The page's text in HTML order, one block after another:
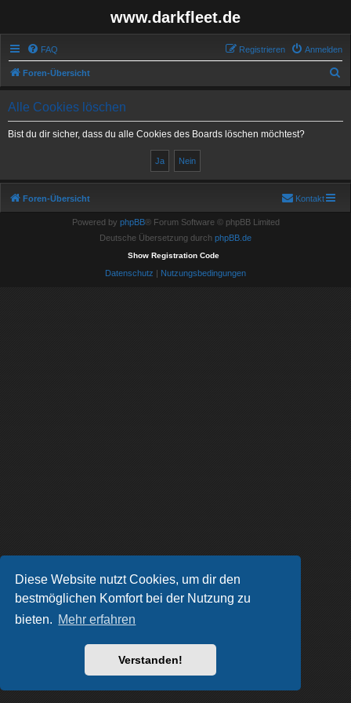
Diese Website nutzt Cookies, um dir den
bestmöglichen Komfort bei der Nutzung zu
bieten. Mehr erfahren
Verstanden!
www.darkfleet.de
FAQ Anmelden
Registrieren
Foren-Übersicht
u
Alle Cookies löschen
Bist du dir sicher, dass du alle Cookies des Boards löschen möchtest?
Foren-Übersicht Kontakt
Powered by phpBB® Forum Software © phpBB Limited
Deutsche Übersetzung durch phpBB.de
Show Registration Code
Datenschutz | Nutzungsbedingungen